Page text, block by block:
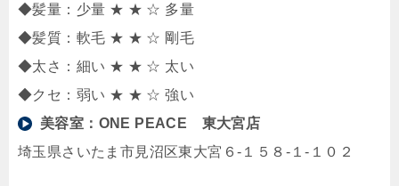
◆髪量：少量 ★ ★ ☆ 多量
◆髪質：軟毛 ★ ★ ☆ 剛毛
◆太さ：細い ★ ★ ☆ 太い
◆クセ：弱い ★ ★ ☆ 強い
美容室： ONE PEACE 東大宮店
埼玉県さいたま市見沼区東大宮６-１５８-１-１０２